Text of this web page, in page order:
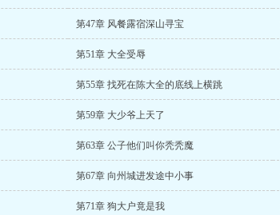
第47章 风餐露宿深山寻宝
第51章 大全受辱
第55章 找死在陈大全的底线上横跳
第59章 大少爷上天了
第63章 公子他们叫你秃秃魔
第67章 向州城进发途中小事
第71章 狗大户竟是我